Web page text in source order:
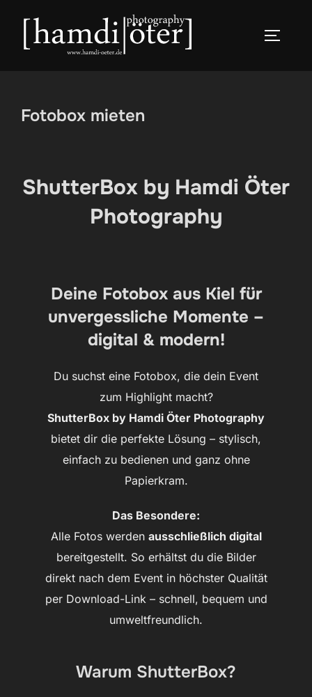
springen
Fotobox mieten
ShutterBox by Hamdi Öter
Photography
Deine Fotobox aus Kiel für
unvergessliche Momente –
digital & modern!
Du suchst eine Fotobox, die dein Event
zum Highlight macht?
ShutterBox by Hamdi Öter Photography
bietet dir die perfekte Lösung – stylisch,
einfach zu bedienen und ganz ohne
Papierkram.
Das Besondere:
Alle Fotos werden ausschließlich digital
bereitgestellt. So erhältst du die Bilder
direkt nach dem Event in höchster Qualität
per Download-Link – schnell, bequem und
umweltfreundlich.
Warum ShutterBox?